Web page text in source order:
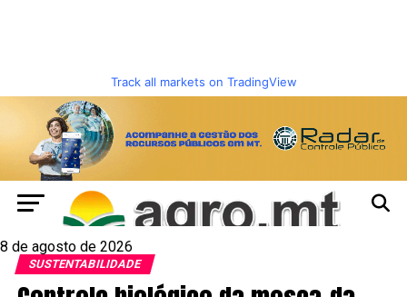
Track all markets on TradingView
8 de agosto de 2026
SUSTENTABILIDADE